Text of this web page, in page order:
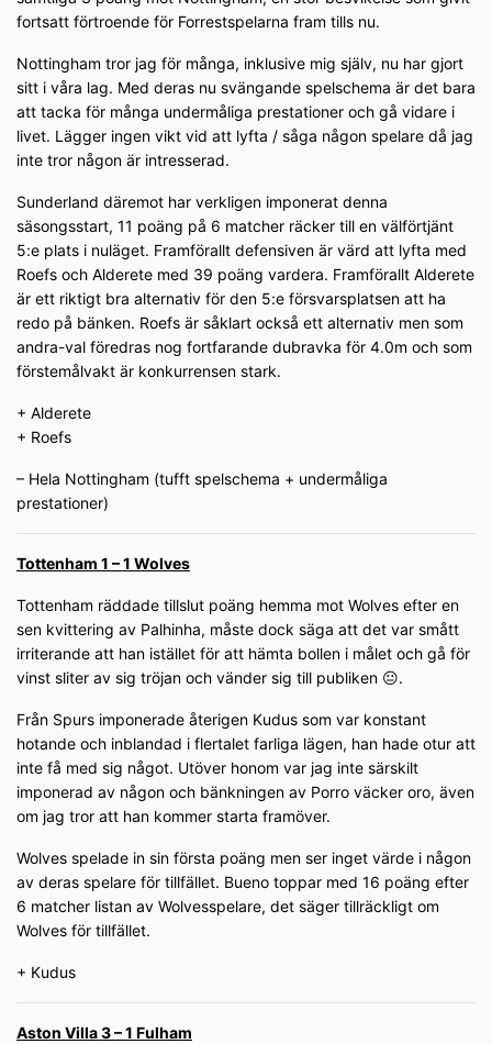
fortsatt förtroende för Forrestspelarna fram tills nu.
Nottingham tror jag för många, inklusive mig själv, nu har gjort
sitt i våra lag. Med deras nu svängande spelschema är det bara
att tacka för många undermåliga prestationer och gå vidare i
livet. Lägger ingen vikt vid att lyfta / såga någon spelare då jag
inte tror någon är intresserad.
Sunderland däremot har verkligen imponerat denna
säsongsstart, 11 poäng på 6 matcher räcker till en välförtjänt
5:e plats i nuläget. Framförallt defensiven är värd att lyfta med
Roefs och Alderete med 39 poäng vardera. Framförallt Alderete
är ett riktigt bra alternativ för den 5:e försvarsplatsen att ha
redo på bänken. Roefs är såklart också ett alternativ men som
andra-val föredras nog fortfarande dubravka för 4.0m och som
förstemålvakt är konkurrensen stark.
+ Alderete
+ Roefs
– Hela Nottingham (tufft spelschema + undermåliga
prestationer)
Tottenham 1 – 1 Wolves
Tottenham räddade tillslut poäng hemma mot Wolves efter en
sen kvittering av Palhinha, måste dock säga att det var smått
irriterande att han istället för att hämta bollen i målet och gå för
vinst sliter av sig tröjan och vänder sig till publiken 😐.
Från Spurs imponerade återigen Kudus som var konstant
hotande och inblandad i flertalet farliga lägen, han hade otur att
inte få med sig något. Utöver honom var jag inte särskilt
imponerad av någon och bänkningen av Porro väcker oro, även
om jag tror att han kommer starta framöver.
Wolves spelade in sin första poäng men ser inget värde i någon
av deras spelare för tillfället. Bueno toppar med 16 poäng efter
6 matcher listan av Wolvesspelare, det säger tillräckligt om
Wolves för tillfället.
+ Kudus
Aston Villa 3 – 1 Fulham